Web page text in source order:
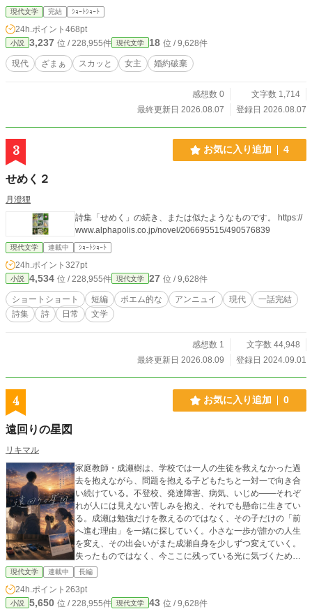
現代文学 完結 ｼｮｰﾄｼｮｰﾄ
24h.ポイント 468pt
小説 3,237 位 / 228,955件 現代文学 18 位 / 9,628件
現代 ざまぁ スカッと 女主 婚約破棄
感想数 0
文字数 1,714
最終更新日 2026.08.07
登録日 2026.08.07
3 お気に入り追加 4
せめく２
月澄狸
詩集「せめく」の続き、または似たようなものです。 https://
www.alphapolis.co.jp/novel/206695515/490576839
現代文学 連載中 ｼｮｰﾄｼｮｰﾄ
24h.ポイント 327pt
小説 4,534 位 / 228,955件 現代文学 27 位 / 9,628件
ショートショート 短編 ポエム的な アンニュイ 現代
一話完結
詩集
詩 日常 文学
感想数 1
文字数 44,948
最終更新日 2026.08.09
登録日 2024.09.01
4 お気に入り追加 0
遠回りの星図
リキマル
家庭教師・成瀬樹は、学校では一人の生徒を救えなかった過
去を抱えながら、問題を抱える子どもたちと一対一で向き合
い続けている。不登校、発達障害、病気、いじめ――それぞ
れが人には見えない苦しみを抱え、それでも懸命に生きてい
る。成瀬は勉強だけを教えるのではなく、その子だけの「前
へ進む理由」を一緒に探していく。小さな一歩が誰かの人生
を変え、その出会いがまた成瀬自身を少しずつ変えていく。
失ったものではなく、今ここに残っている光に気づくため
の、優しく切ない連作ヒューマンドラマ。
現代文学 連載中 長編
24h.ポイント 263pt
小説 5,650 位 / 228,955件 現代文学 43 位 / 9,628件